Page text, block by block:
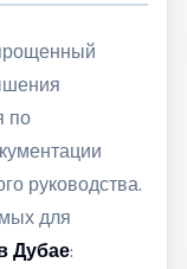
по
руководства.
для
Дубае: